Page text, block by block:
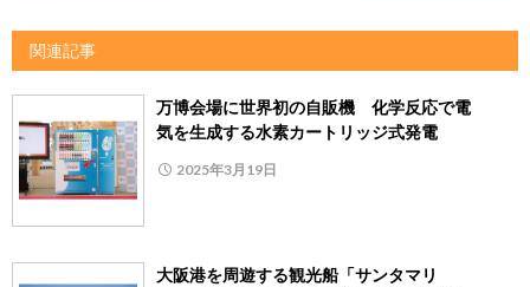
関連記事
万博会場に世界初の自販機 化学反応で電
気を生成する水素カートリッジ式発電
2025年3月19日
大阪港を周遊する観光船「サンタマリ